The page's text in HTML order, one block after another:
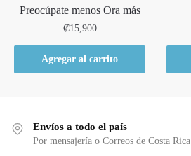
Preocúpate menos Ora más
₡15,900
Agregar al carrito
Envíos a todo el país
Por mensajería o Correos de Costa Rica